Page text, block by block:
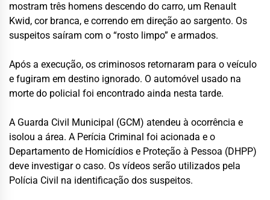
mostram três homens descendo do carro, um Renault
Kwid, cor branca, e correndo em direção ao sargento. Os
suspeitos saíram com o “rosto limpo” e armados.
Após a execução, os criminosos retornaram para o veículo
e fugiram em destino ignorado. O automóvel usado na
morte do policial foi encontrado ainda nesta tarde.
A Guarda Civil Municipal (GCM) atendeu à ocorrência e
isolou a área. A Perícia Criminal foi acionada e o
Departamento de Homicídios e Proteção à Pessoa (DHPP)
deve investigar o caso. Os vídeos serão utilizados pela
Polícia Civil na identificação dos suspeitos.